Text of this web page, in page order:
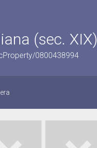
(sec. XIX)
0800438994